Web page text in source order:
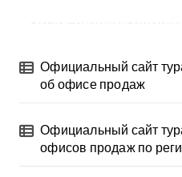
Официальный сайт
об офисе продаж
Официальный сайт
офисов продаж по